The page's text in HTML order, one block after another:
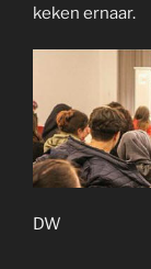
keken ernaar.
DW